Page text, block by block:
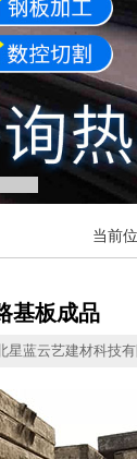
当前
基板成品
蓝云艺建材科技